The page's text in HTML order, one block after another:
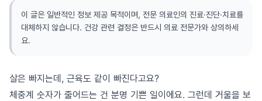
이 글은 일반적인 정보 제공 목적이며, 전문 의료인의 진료·진단·치료를
대체하지 않습니다. 건강 관련 결정은 반드시 의료 전문가와 상의하세
요.
살은 빠지는데, 근육도 같이 빠진다고요?
체중계 숫자가 줄어드는 건 분명 기쁜 일이에요. 그런데 거울을 보